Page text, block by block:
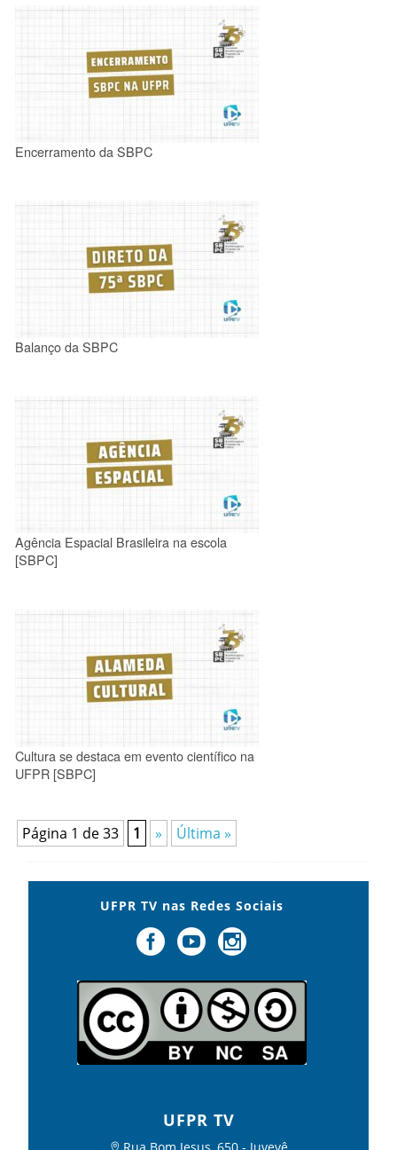
Encerramento da SBPC
Balanço da SBPC
Agência Espacial Brasileira na escola
[SBPC]
Cultura se destaca em evento científico na
UFPR [SBPC]
Página 1 de 33 1 » Última »
UFPR TV nas Redes Sociais
UFPR TV
Rua Bom Jesus, 650 - Juvevê